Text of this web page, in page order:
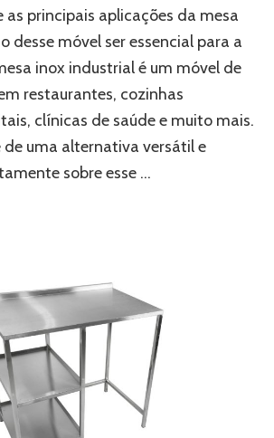
as principais aplicações da mesa
desse móvel ser essencial para a
inox industrial é um móvel de
restaurantes, cozinhas
clínicas de saúde e muito mais.
uma alternativa versátil e
sobre esse …